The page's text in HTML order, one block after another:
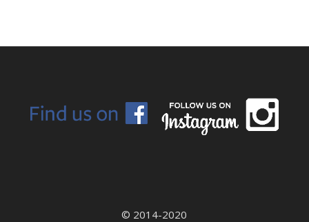
© 2014-2020